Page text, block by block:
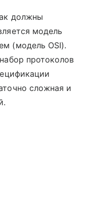
должны
модель
(модель OSI).
протоколов
сложная и